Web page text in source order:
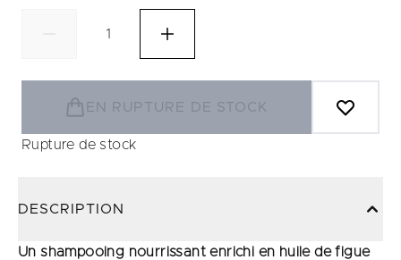
EN RUPTURE DE STOCK
Rupture de stock
DESCRIPTION
Un shampooing nourrissant enrichi en huile de figue